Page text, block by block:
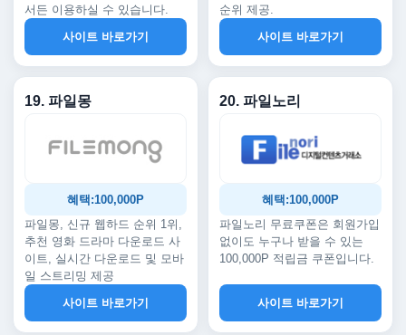
서든 이용하실 수 있습니다.
사이트 바로가기
순위 제공.
사이트 바로가기
19. 파일몽
혜택:100,000P
파일몽, 신규 웹하드 순위 1위,
추천 영화 드라마 다운로드 사
이트, 실시간 다운로드 및 모바
일 스트리밍 제공
사이트 바로가기
20. 파일노리
혜택:100,000P
파일노리 무료쿠폰은 회원가입
없이도 누구나 받을 수 있는
100,000P 적립금 쿠폰입니다.
사이트 바로가기